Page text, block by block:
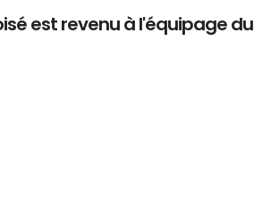
est revenu à l'équipage du